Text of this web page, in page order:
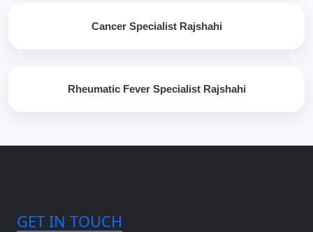
Cancer Specialist Rajshahi
Rheumatic Fever Specialist Rajshahi
GET IN TOUCH